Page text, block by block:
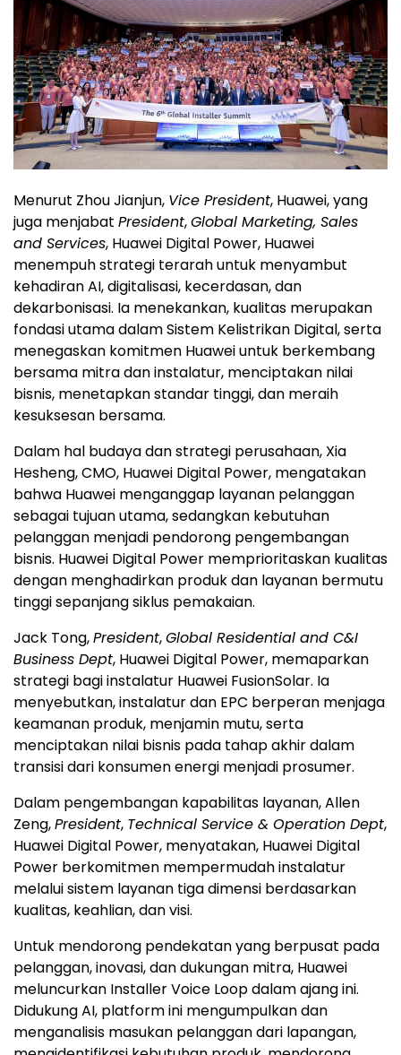
Menurut Zhou Jianjun, Vice President, Huawei, yang
juga menjabat President,Global Marketing, Sales
and Services, Huawei Digital Power, Huawei
menempuh strategi terarah untuk menyambut
kehadiran AI, digitalisasi, kecerdasan, dan
dekarbonisasi. Ia menekankan, kualitas merupakan
fondasi utama dalam Sistem Kelistrikan Digital, serta
menegaskan komitmen Huawei untuk berkembang
bersama mitra dan instalatur, menciptakan nilai
bisnis, menetapkan standar tinggi, dan meraih
kesuksesan bersama.
Dalam hal budaya dan strategi perusahaan, Xia
Hesheng, CMO, Huawei Digital Power, mengatakan
bahwa Huawei menganggap layanan pelanggan
sebagai tujuan utama, sedangkan kebutuhan
pelanggan menjadi pendorong pengembangan
bisnis. Huawei Digital Power memprioritaskan kualitas
dengan menghadirkan produk dan layanan bermutu
tinggi sepanjang siklus pemakaian.
Jack Tong,President,Global Residential and C&I
Business Dept, Huawei Digital Power, memaparkan
strategi bagi instalatur Huawei FusionSolar. Ia
menyebutkan, instalatur dan EPC berperan menjaga
keamanan produk, menjamin mutu, serta
menciptakan nilai bisnis pada tahap akhir dalam
transisi dari konsumen energi menjadi prosumer.
Dalam pengembangan kapabilitas layanan, Allen
Zeng,President, Technical Service & Operation Dept,
Huawei Digital Power, menyatakan, Huawei Digital
Power berkomitmen mempermudah instalatur
melalui sistem layanan tiga dimensi berdasarkan
kualitas, keahlian, dan visi.
Untuk mendorong pendekatan yang berpusat pada
pelanggan, inovasi, dan dukungan mitra, Huawei
meluncurkan Installer Voice Loop dalam ajang ini.
Didukung AI, platform ini mengumpulkan dan
menganalisis masukan pelanggan dari lapangan,